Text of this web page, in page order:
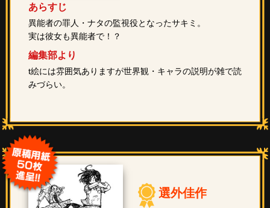
あらすじ
異能者の罪人・ナタの監視役となったサキミ。
実は彼女も異能者で！？
編集部より
t絵には雰囲気ありますが世界観・キャラの説明が雑で読
みづらい。
選外佳作